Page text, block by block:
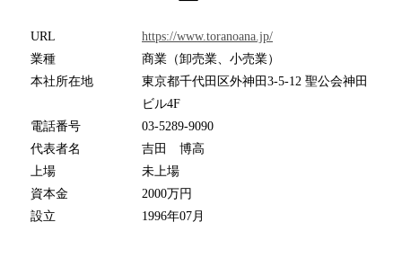
URL
https://www.toranoana.jp/
業種
商業（卸売業、小売業）
本社所在地
東京都千代田区外神田3-5-12 聖公会神田
ビル4F
電話番号
03-5289-9090
代表者名
吉田 博高
上場
未上場
資本金
2000万円
設立
1996年07月